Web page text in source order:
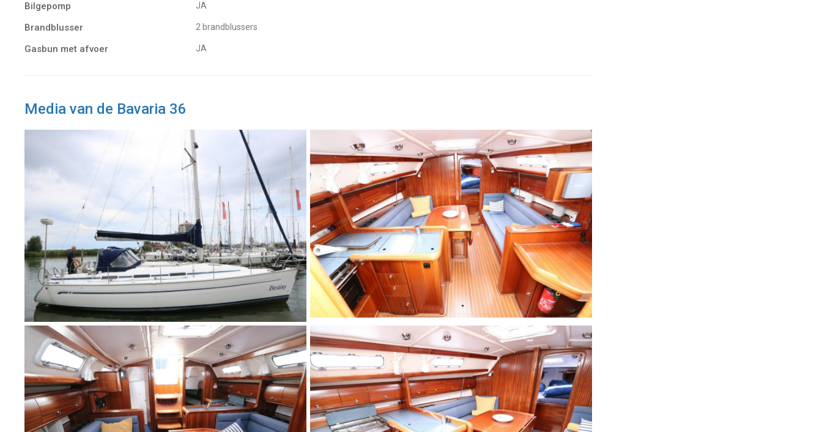
Bilgepomp JA
Brandblusser 2 brandblussers
Gasbun met afvoer JA
Media van de Bavaria 36